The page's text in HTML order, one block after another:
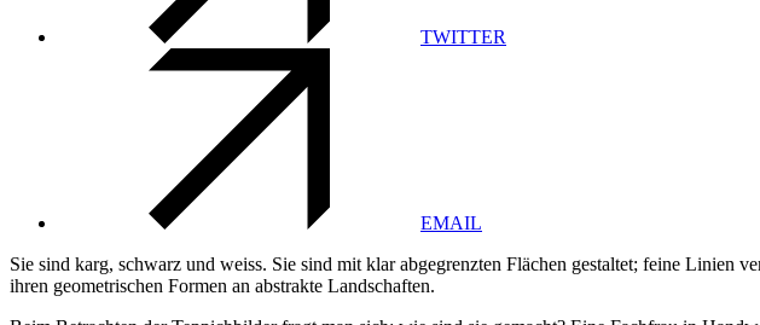
TWITTER
EMAIL
Sie sind karg, schwarz und weiss. Sie sind mit klar abgegrenzten Flächen gestaltet; feine Linien
ihren geometrischen Formen an abstrakte Landschaften.